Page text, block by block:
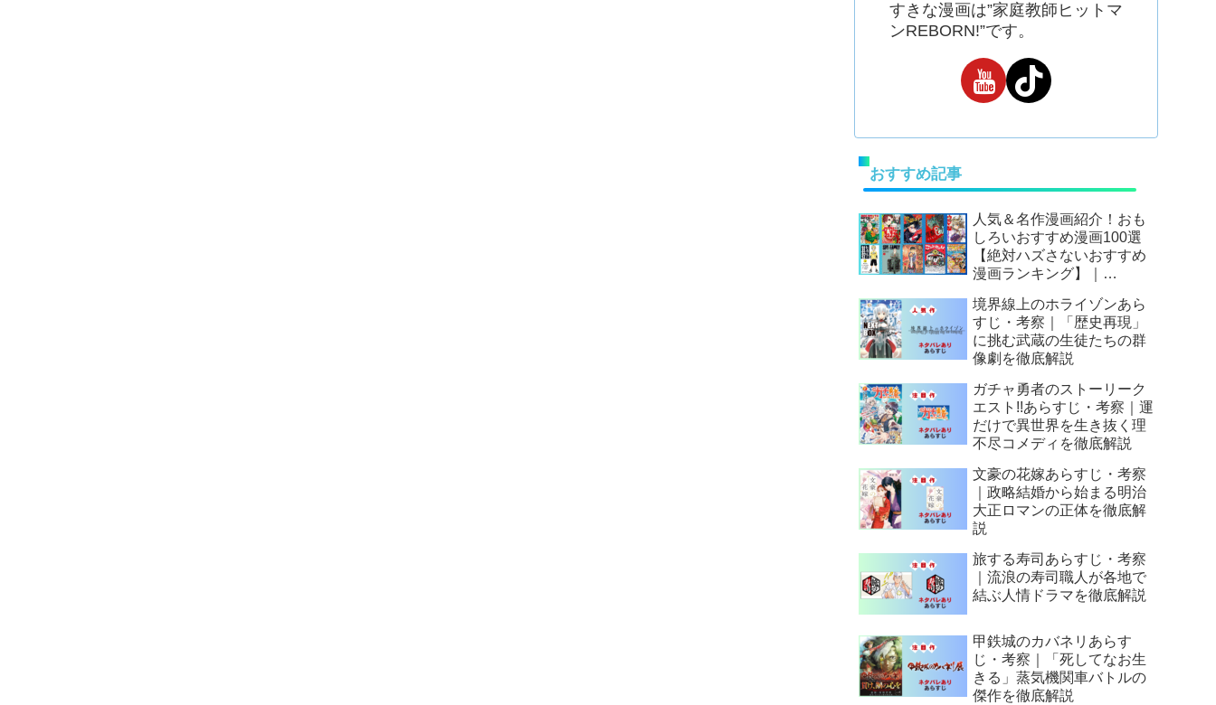
すきな漫画は”家庭教師ヒットマ
ンREBORN!”です。
おすすめ記事
人気＆名作漫画紹介！おも
しろいおすすめ漫画100選
【絶対ハズさないおすすめ
漫画ランキング】｜
境界線上のホライゾンあら
すじ・考察｜「歴史再現」
に挑む武蔵の生徒たちの群
像劇を徹底解説
ガチャ勇者のストーリーク
エスト!!あらすじ・考察｜運
だけで異世界を生き抜く理
不尽コメディを徹底解説
文豪の花嫁あらすじ・考察
｜政略結婚から始まる明治
大正ロマンの正体を徹底解
説
旅する寿司あらすじ・考察
｜流浪の寿司職人が各地で
結ぶ人情ドラマを徹底解説
甲鉄城のカバネリあらす
じ・考察｜「死してなお生
きる」蒸気機関車バトルの
傑作を徹底解説